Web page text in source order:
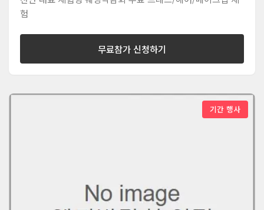
험
무료참가 신청하기
기간 행사